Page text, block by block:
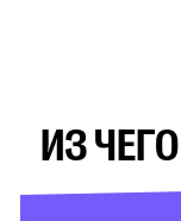
ИЗ